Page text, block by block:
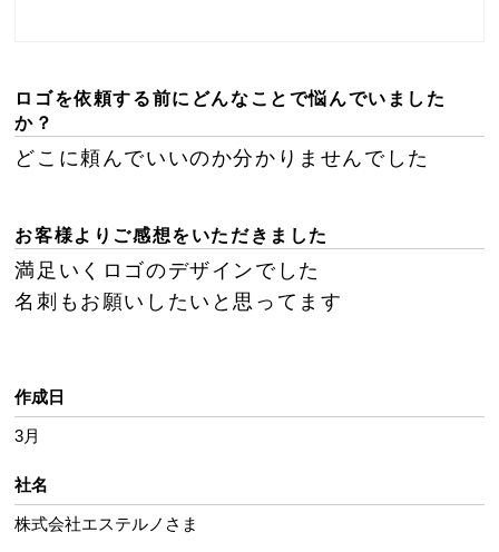
ロゴを依頼する前にどんなことで悩んでいました
か？
どこに頼んでいいのか分かりませんでした
お客様よりご感想をいただきました
満足いくロゴのデザインでした
名刺もお願いしたいと思ってます
作成日
3月
社名
株式会社エステルノさま